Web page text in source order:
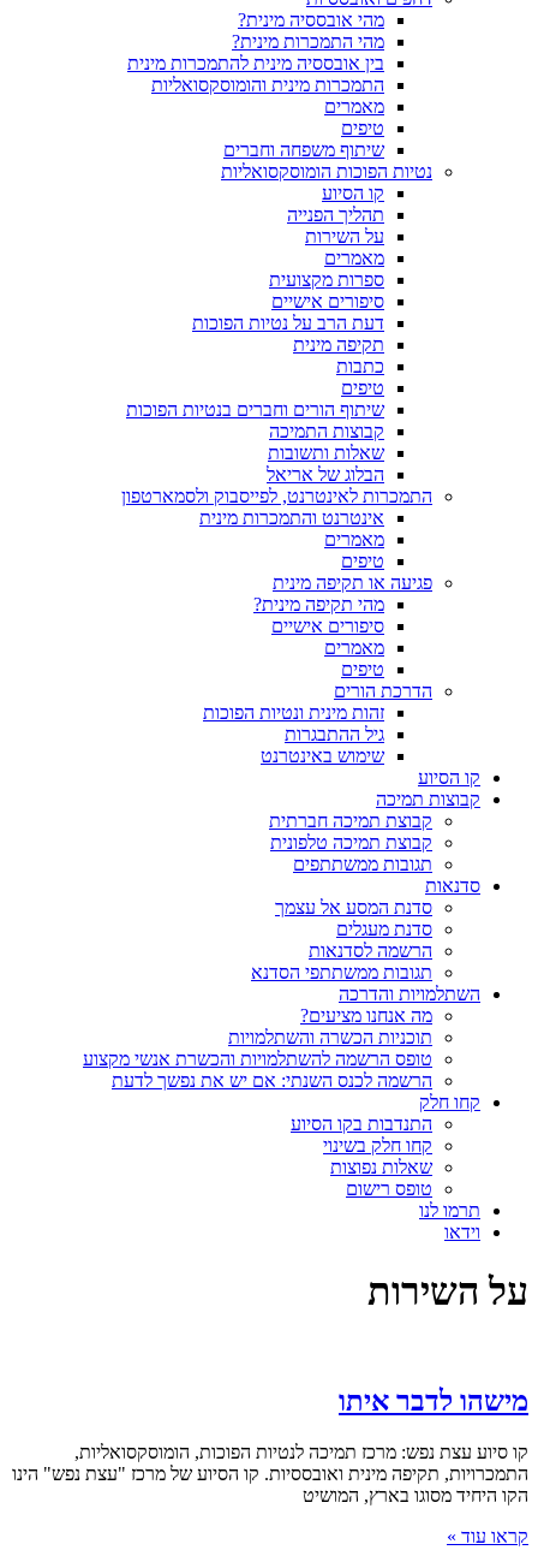
מהי אובססיה מינית?
מהי התמכרות מינית?
בין אובססיה מינית להתמכרות מינית
התמכרות מינית והומוסקסואליות
מאמרים
טיפים
שיתוף משפחה וחברים
נטיות הפוכות הומוסקסואליות
קו הסיוע
תהליך הפנייה
על השירות
מאמרים
ספרות מקצועית
סיפורים אישיים
דעת הרב על נטיות הפוכות
תקיפה מינית
כתבות
טיפים
שיתוף הורים וחברים בנטיות הפוכות
קבוצות התמיכה
שאלות ותשובות
הבלוג של אריאל
התמכרות לאינטרנט, לפייסבוק ולסמארטפון
אינטרנט והתמכרות מינית
מאמרים
טיפים
פגיעה או תקיפה מינית
מהי תקיפה מינית?
סיפורים אישיים
מאמרים
טיפים
הדרכת הורים
זהות מינית ונטיות הפוכות
גיל ההתבגרות
שימוש באינטרנט
קו הסיוע
קבוצות תמיכה
קבוצת תמיכה חברתית
קבוצת תמיכה טלפונית
תגובות ממשתתפים
סדנאות
סדנת המסע אל עצמך
סדנת מעגלים
הרשמה לסדנאות
תגובות ממשתתפי הסדנא
השתלמויות והדרכה
מה אנחנו מציעים?
תוכניות הכשרה והשתלמויות
טופס הרשמה להשתלמויות והכשרת אנשי מקצוע
הרשמה לכנס השנתי: אם יש את נפשך לדעת
קחו חלק
התנדבות בקו הסיוע
קחו חלק בשינוי
שאלות נפוצות
טופס רישום
תרמו לנו
וידאו
על השירות
מישהו לדבר איתו
קו סיוע עצת נפש: מרכז תמיכה לנטיות הפוכות, הומוסקסואליות,
התמכרויות, תקיפה מינית ואובססיות. קו הסיוע של מרכז "עצת נפש" הינו
הקו היחיד מסוגו בארץ, המושיט
קראו עוד »